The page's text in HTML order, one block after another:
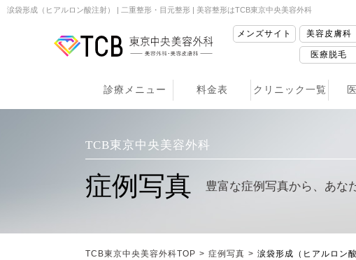
涙袋形成（ヒアルロン酸注射） | 二重整形・目元整形 | 美容整形はTCB東京中央美容外科
メンズサイト 美容皮膚科
医療脱毛
診療メニュー 料金表 クリニック一覧
TCB東京中央美容外科
症例写真 豊富な症例写真から、 あな
TCB東京中央美容外科TOP > 症例写真 > 涙袋形成（ヒアルロン酸